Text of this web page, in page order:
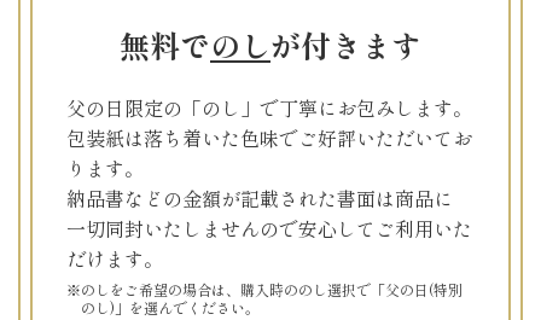
無料でのしが付きます
父の日限定の「のし」で丁寧にお包みします。
包装紙は落ち着いた色味でご好評いただいてお
ります。
納品書などの金額が記載された書面は商品に
一切同封いたしませんので安心してご利用いた
だけます。
※のしをご希望の場合は、購入時ののし選択で「父の日(特別
のし)」を選んでください。